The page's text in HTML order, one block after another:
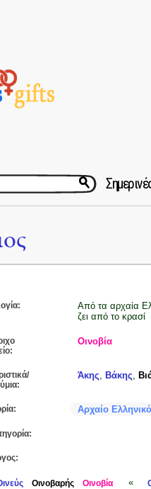
Από τα αρχαία
ζει από το κρασί
Οινοβία
Άκης, Βάκης,
Αρχαίο Ελληνικό
Οινοβαρής Οινοβία «